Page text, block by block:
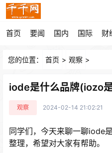
首页 要闻 国内 国际 财
您的位置： 首页 > 观察 >
iode是什么品牌(iozo
观察 2024-02-14 21:02:21
同学们，今天来聊一聊iode
整理，希望对大家有帮助。